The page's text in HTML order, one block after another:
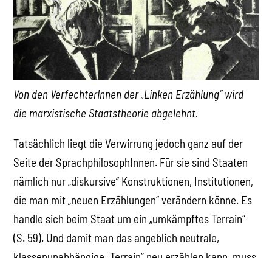
Von den VerfechterInnen der „Linken Erzählung“ wird
die marxistische Staatstheorie abgelehnt.
Tatsächlich liegt die Verwirrung jedoch ganz auf der
Seite der SprachphilosophInnen. Für sie sind Staaten
nämlich nur „diskursive“ Konstruktionen, Institutionen,
die man mit „neuen Erzählungen“ verändern könne. Es
handle sich beim Staat um ein „umkämpftes Terrain“
(S. 59). Und damit man das angeblich neutrale,